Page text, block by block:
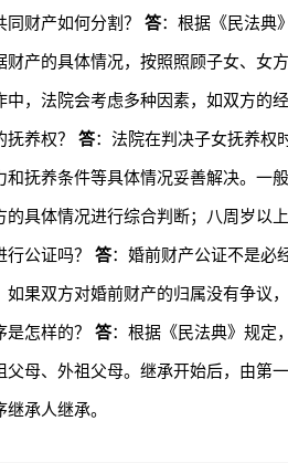
财产如何分割？ 答：根据《民法典
财产的具体情况，按照照顾子女、女
，法院会考虑多种因素，如双方的
养权？ 答：法院在判决子女抚养权
和抚养条件等具体情况妥善解决。一
具体情况进行综合判断；八周岁以
公证吗？ 答：婚前财产公证不是必
果双方对婚前财产的归属没有争议
怎样的？ 答：根据《民法典》规定
父母、外祖父母。继承开始后，由第
承人继承。